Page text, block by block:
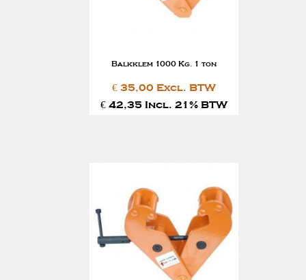
Balkklem 1000 Kg. 1 ton
€ 35,00 Excl. BTW
€ 42,35 Incl. 21% BTW